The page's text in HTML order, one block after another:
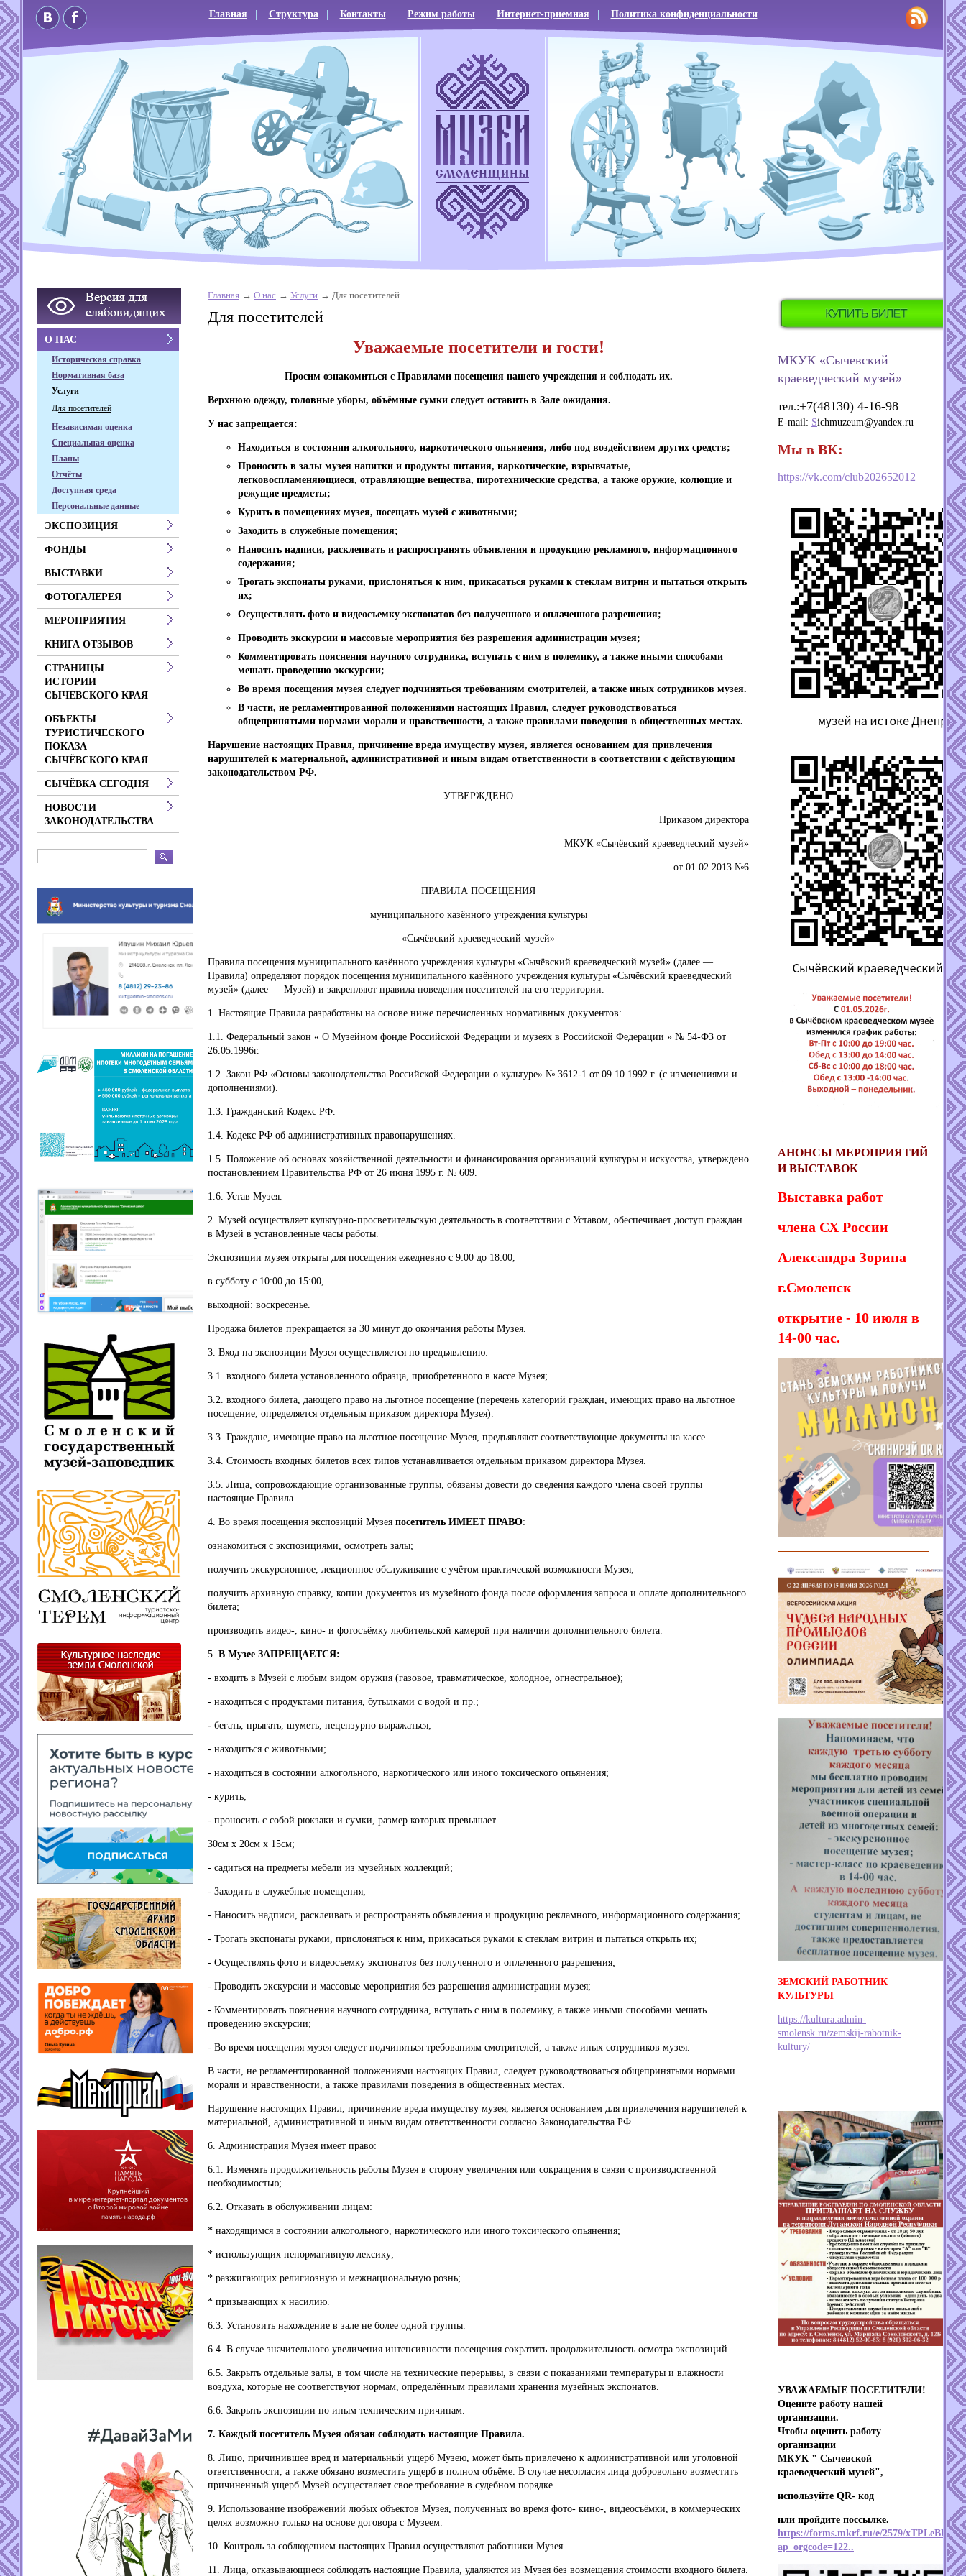
Главная Структура Контакты Режим работы Интернет-приемная Политика конфиденциальности
Главная О нас Услуги Для посетителей
Для посетителей
Уважаемые посетители и гости!
Просим ознакомиться с Правилами посещения нашего учреждения и соблюдать их.
Верхнюю одежду, головные уборы, объёмные сумки следует оставить в Зале ожидания.
У нас запрещается:
Находиться в состоянии алкогольного, наркотического опьянения, либо под воздействием других средств;
Проносить в залы музея напитки и продукты питания, наркотические, взрывчатые,
легковоспламеняющиеся, отравляющие вещества, пиротехнические средства, а также оружие, колющие и
режущие предметы;
Курить в помещениях музея, посещать музей с животными;
Заходить в служебные помещения;
Наносить надписи, расклеивать и распространять объявления и продукцию рекламного, информационного
содержания;
Трогать экспонаты руками, прислоняться к ним, прикасаться руками к стеклам витрин и пытаться открыть
их;
Осуществлять фото и видеосъемку экспонатов без полученного и оплаченного разрешения;
Проводить экскурсии и массовые мероприятия без разрешения администрации музея;
Комментировать пояснения научного сотрудника, вступать с ним в полемику, а также иными способами
мешать проведению экскурсии;
Во время посещения музея следует подчиняться требованиям смотрителей, а также иных сотрудников музея.
В части, не регламентированной положениями настоящих Правил, следует руководствоваться
общепринятыми нормами морали и нравственности, а также правилами поведения в общественных местах.
Нарушение настоящих Правил, причинение вреда имуществу музея, является основанием для привлечения
нарушителей к материальной, административной и иным видам ответственности в соответствии с действующим
законодательством РФ.
УТВЕРЖДЕНО
Приказом директора
МКУК «Сычёвский краеведческий музей»
от 01.02.2013 №6
ПРАВИЛА ПОСЕЩЕНИЯ
муниципального казённого учреждения культуры
«Сычёвский краеведческий музей»
Правила посещения муниципального казённого учреждения культуры «Сычёвский краеведческий музей» (далее —
Правила) определяют порядок посещения муниципального казённого учреждения культуры «Сычёвский краеведческий
музей» (далее — Музей) и закрепляют правила поведения посетителей на его территории.
1. Настоящие Правила разработаны на основе ниже перечисленных нормативных документов:
1.1. Федеральный закон « О Музейном фонде Российской Федерации и музеях в Российской Федерации » № 54-ФЗ от
26.05.1996г.
1.2. Закон РФ «Основы законодательства Российской Федерации о культуре» № 3612-1 от 09.10.1992 г. (с изменениями и
дополнениями).
1.3. Гражданский Кодекс РФ.
1.4. Кодекс РФ об административных правонарушениях.
1.5. Положение об основах хозяйственной деятельности и финансирования организаций культуры и искусства, утверждено
постановлением Правительства РФ от 26 июня 1995 г. № 609.
1.6. Устав Музея.
2. Музей осуществляет культурно-просветительскую деятельность в соответствии с Уставом, обеспечивает доступ граждан
в Музей в установленные часы работы.
Экспозиции музея открыты для посещения ежедневно с 9:00 до 18:00,
в субботу с 10:00 до 15:00,
выходной: воскресенье.
Продажа билетов прекращается за 30 минут до окончания работы Музея.
3. Вход на экспозиции Музея осуществляется по предъявлению:
3.1. входного билета установленного образца, приобретенного в кассе Музея;
3.2. входного билета, дающего право на льготное посещение (перечень категорий граждан, имеющих право на льготное
посещение, определяется отдельным приказом директора Музея).
3.3. Граждане, имеющие право на льготное посещение Музея, предъявляют соответствующие документы на кассе.
3.4. Стоимость входных билетов всех типов устанавливается отдельным приказом директора Музея.
3.5. Лица, сопровождающие организованные группы, обязаны довести до сведения каждого члена своей группы
настоящие Правила.
4. Во время посещения экспозиций Музея посетитель ИМЕЕТ ПРАВО:
ознакомиться с экспозициями, осмотреть залы;
получить экскурсионное, лекционное обслуживание с учётом практической возможности Музея;
получить архивную справку, копии документов из музейного фонда после оформления запроса и оплате дополнительного
билета;
производить видео-, кино- и фотосъёмку любительской камерой при наличии дополнительного билета.
5. В Музее ЗАПРЕЩАЕТСЯ:
- входить в Музей с любым видом оружия (газовое, травматическое, холодное, огнестрельное);
- находиться с продуктами питания, бутылками с водой и пр.;
- бегать, прыгать, шуметь, нецензурно выражаться;
- находиться с животными;
- находиться в состоянии алкогольного, наркотического или иного токсического опьянения;
- курить;
- проносить с собой рюкзаки и сумки, размер которых превышает
30см х 20см х 15см;
- садиться на предметы мебели из музейных коллекций;
- Заходить в служебные помещения;
- Наносить надписи, расклеивать и распространять объявления и продукцию рекламного, информационного содержания;
- Трогать экспонаты руками, прислоняться к ним, прикасаться руками к стеклам витрин и пытаться открыть их;
- Осуществлять фото и видеосъемку экспонатов без полученного и оплаченного разрешения;
- Проводить экскурсии и массовые мероприятия без разрешения администрации музея;
- Комментировать пояснения научного сотрудника, вступать с ним в полемику, а также иными способами мешать
проведению экскурсии;
- Во время посещения музея следует подчиняться требованиям смотрителей, а также иных сотрудников музея.
В части, не регламентированной положениями настоящих Правил, следует руководствоваться общепринятыми нормами
морали и нравственности, а также правилами поведения в общественных местах.
Нарушение настоящих Правил, причинение вреда имуществу музея, является основанием для привлечения нарушителей к
материальной, административной и иным видам ответственности согласно Законодательства РФ.
6. Администрация Музея имеет право:
6.1. Изменять продолжительность работы Музея в сторону увеличения или сокращения в связи с производственной
необходимостью;
6.2. Отказать в обслуживании лицам:
* находящимся в состоянии алкогольного, наркотического или иного токсического опьянения;
* использующих ненормативную лексику;
* разжигающих религиозную и межнациональную рознь;
* призывающих к насилию.
6.3. Установить нахождение в зале не более одной группы.
6.4. В случае значительного увеличения интенсивности посещения сократить продолжительность осмотра экспозиций.
6.5. Закрыть отдельные залы, в том числе на технические перерывы, в связи с показаниями температуры и влажности
воздуха, которые не соответствуют нормам, определённым правилами хранения музейных экспонатов.
6.6. Закрыть экспозиции по иным техническим причинам.
7. Каждый посетитель Музея обязан соблюдать настоящие Правила.
8. Лицо, причинившее вред и материальный ущерб Музею, может быть привлечено к административной или уголовной
ответственности, а также обязано возместить ущерб в полном объёме. В случае несогласия лица добровольно возместить
причиненный ущерб Музей осуществляет свое требование в судебном порядке.
9. Использование изображений любых объектов Музея, полученных во время фото- кино-, видеосъёмки, в коммерческих
целях возможно только на основе договора с Музеем.
10. Контроль за соблюдением настоящих Правил осуществляют работники Музея.
11. Лица, отказывающиеся соблюдать настоящие Правила, удаляются из Музея без возмещения стоимости входного билета.
О НАС
Историческая справка
Нормативная база
Услуги
Для посетителей
Независимая оценка
Специальная оценка
Планы
Отчёты
Доступная среда
Персональные данные
ЭКСПОЗИЦИЯ
ФОНДЫ
ВЫСТАВКИ
ФОТОГАЛЕРЕЯ
МЕРОПРИЯТИЯ
КНИГА ОТЗЫВОВ
СТРАНИЦЫ
ИСТОРИИ
СЫЧЕВСКОГО КРАЯ
ОБЪЕКТЫ
ТУРИСТИЧЕСКОГО
ПОКАЗА
СЫЧЁВСКОГО КРАЯ
СЫЧЁВКА СЕГОДНЯ
НОВОСТИ
ЗАКОНОДАТЕЛЬСТВА
МКУК «Сычевский
краеведческий музей»
тел.:+7(48130) 4-16-98
E-mail: Sichmuzeum@yandex.ru
Мы в ВК:
https://vk.com/club202652012
АНОНСЫ МЕРОПРИЯТИЙ
И ВЫСТАВОК
Выставка работ
члена СХ России
Александра Зорина
г.Смоленск
открытие - 10 июля в
14-00 час.
ЗЕМСКИЙ РАБОТНИК
КУЛЬТУРЫ
https://kultura.admin-
smolensk.ru/zemskij-rabotnik-
kultury/
УВАЖАЕМЫЕ ПОСЕТИТЕЛИ!
Оцените работу нашей
организации.
Чтобы оценить работу
организации
МКУК " Сычевской
краеведческий музей",
используйте QR- код
или пройдите поссылке.
https://forms.mkrf.ru/e/2579/xTPLeBU7/?
ap_orgcode=122..